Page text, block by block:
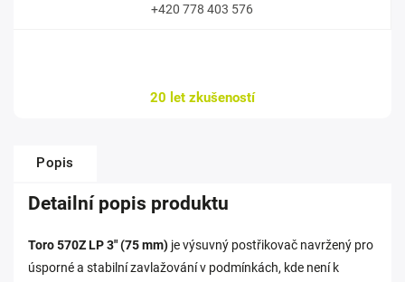
+420 778 403 576
20 let zkušeností
Popis
Detailní popis produktu
Toro 570Z LP 3" (75 mm) je výsuvný postřikovač navržený pro
úsporné a stabilní zavlažování v podmínkách, kde není k